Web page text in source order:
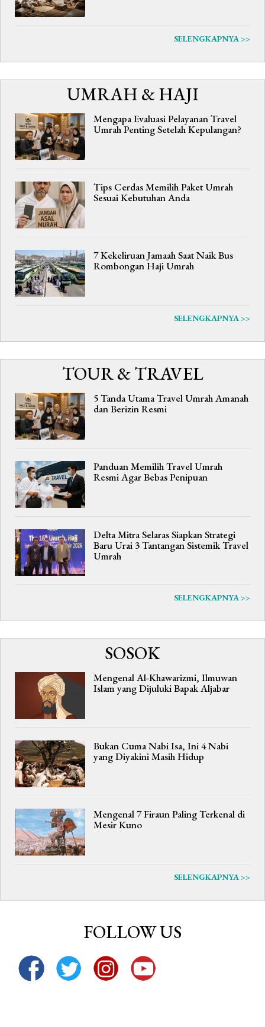
SELENGKAPNYA >>
UMRAH & HAJI
Mengapa Evaluasi Pelayanan Travel
Umrah Penting Setelah Kepulangan?
Tips Cerdas Memilih Paket Umrah
Sesuai Kebutuhan Anda
7 Kekeliruan Jamaah Saat Naik Bus
Rombongan Haji Umrah
SELENGKAPNYA >>
TOUR & TRAVEL
5 Tanda Utama Travel Umrah Amanah
dan Berizin Resmi
Panduan Memilih Travel Umrah
Resmi Agar Bebas Penipuan
Delta Mitra Selaras Siapkan Strategi
Baru Urai 3 Tantangan Sistemik Travel
Umrah
SELENGKAPNYA >>
SOSOK
Mengenal Al-Khawarizmi, Ilmuwan
Islam yang Dijuluki Bapak Aljabar
Bukan Cuma Nabi Isa, Ini 4 Nabi
yang Diyakini Masih Hidup
Mengenal 7 Firaun Paling Terkenal di
Mesir Kuno
SELENGKAPNYA >>
FOLLOW US